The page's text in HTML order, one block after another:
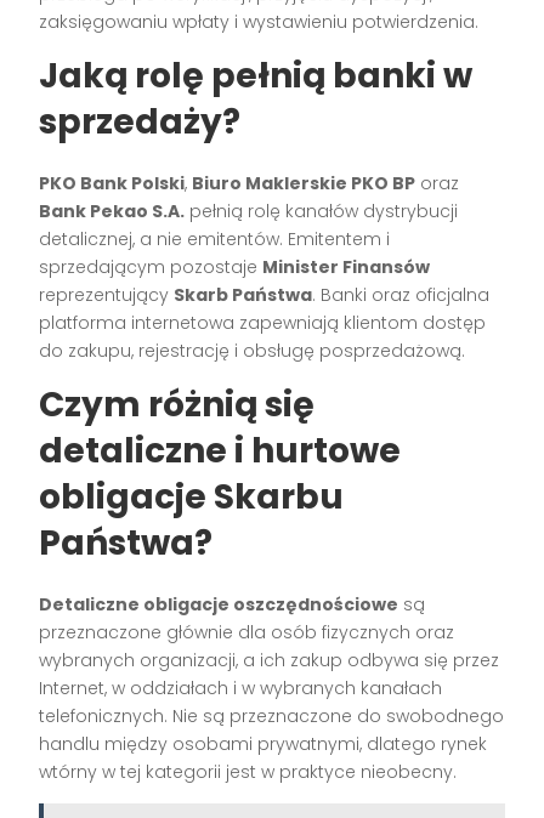
zaksięgowaniu wpłaty i wystawieniu potwierdzenia.
Jaką rolę pełnią banki w
sprzedaży?
PKO Bank Polski, Biuro Maklerskie PKO BP oraz
Bank Pekao S.A. pełnią rolę kanałów dystrybucji
detalicznej, a nie emitentów. Emitentem i
sprzedającym pozostaje Minister Finansów
reprezentujący Skarb Państwa. Banki oraz oficjalna
platforma internetowa zapewniają klientom dostęp
do zakupu, rejestrację i obsługę posprzedażową.
Czym różnią się
detaliczne i hurtowe
obligacje Skarbu
Państwa?
Detaliczne obligacje oszczędnościowe są
przeznaczone głównie dla osób fizycznych oraz
wybranych organizacji, a ich zakup odbywa się przez
Internet, w oddziałach i w wybranych kanałach
telefonicznych. Nie są przeznaczone do swobodnego
handlu między osobami prywatnymi, dlatego rynek
wtórny w tej kategorii jest w praktyce nieobecny.